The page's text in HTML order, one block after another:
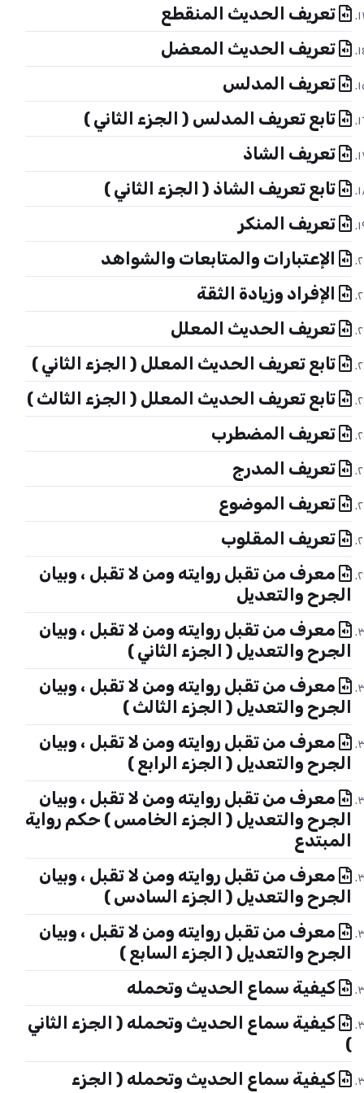
تعريف الحديث المنقطع
تعريف الحديث المعضل
تعريف المدلس
تابع تعريف المدلس ( الجزء الثاني )
تعريف الشاذ
تابع تعريف الشاذ ( الجزء الثاني )
تعريف المنكر
الإعتبارات والمتابعات والشواهد
الإفراد وزيادة الثقة
تعريف الحديث المعلل
تابع تعريف الحديث المعلل ( الجزء الثاني )
تابع تعريف الحديث المعلل ( الجزء الثالث )
تعريف المضطرب
تعريف المدرج
تعريف الموضوع
تعريف المقلوب
معرف من تقبل روايته ومن لا تقبل ، وبيان
الجرح والتعديل
معرف من تقبل روايته ومن لا تقبل ، وبيان
الجرح والتعديل ( الجزء الثاني )
معرف من تقبل روايته ومن لا تقبل ، وبيان
الجرح والتعديل ( الجزء الثالث )
معرف من تقبل روايته ومن لا تقبل ، وبيان
الجرح والتعديل ( الجزء الرابع )
معرف من تقبل روايته ومن لا تقبل ، وبيان
الجرح والتعديل ( الجزء الخامس ) حكم رواية
المبتدع
معرف من تقبل روايته ومن لا تقبل ، وبيان
الجرح والتعديل ( الجزء السادس )
معرف من تقبل روايته ومن لا تقبل ، وبيان
الجرح والتعديل ( الجزء السابع )
كيفية سماع الحديث وتحمله
كيفية سماع الحديث وتحمله ( الجزء الثاني
)
كيفية سماع الحديث وتحمله ( الجزء